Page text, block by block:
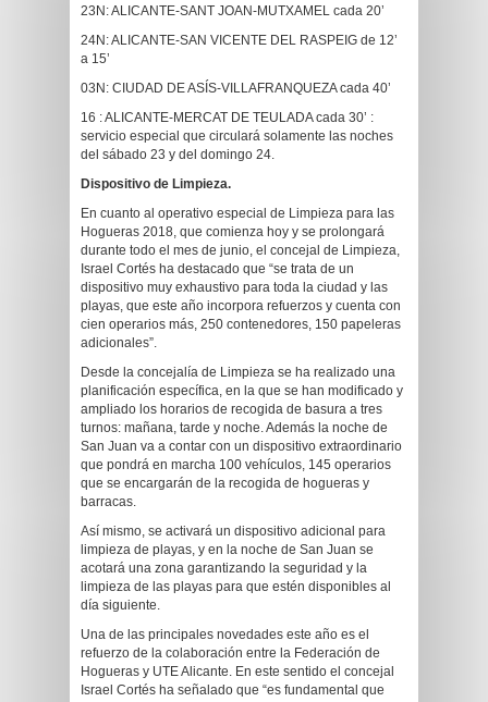
23N: ALICANTE-SANT JOAN-MUTXAMEL cada 20’
24N: ALICANTE-SAN VICENTE DEL RASPEIG de 12’
a 15’
03N: CIUDAD DE ASÍS-VILLAFRANQUEZA cada 40’
16 : ALICANTE-MERCAT DE TEULADA cada 30’ :
servicio especial que circulará solamente las noches
del sábado 23 y del domingo 24.
Dispositivo de Limpieza.
En cuanto al operativo especial de Limpieza para las
Hogueras 2018, que comienza hoy y se prolongará
durante todo el mes de junio, el concejal de Limpieza,
Israel Cortés ha destacado que “se trata de un
dispositivo muy exhaustivo para toda la ciudad y las
playas, que este año incorpora refuerzos y cuenta con
cien operarios más, 250 contenedores, 150 papeleras
adicionales”.
Desde la concejalía de Limpieza se ha realizado una
planificación específica, en la que se han modificado y
ampliado los horarios de recogida de basura a tres
turnos: mañana, tarde y noche. Además la noche de
San Juan va a contar con un dispositivo extraordinario
que pondrá en marcha 100 vehículos, 145 operarios
que se encargarán de la recogida de hogueras y
barracas.
Así mismo, se activará un dispositivo adicional para
limpieza de playas, y en la noche de San Juan se
acotará una zona garantizando la seguridad y la
limpieza de las playas para que estén disponibles al
día siguiente.
Una de las principales novedades este año es el
refuerzo de la colaboración entre la Federación de
Hogueras y UTE Alicante. En este sentido el concejal
Israel Cortés ha señalado que “es fundamental que